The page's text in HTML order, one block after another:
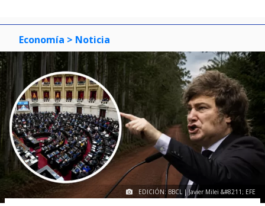
Economía > Noticia
EDICIÓN: BBCL | Javier Milei &#8211; EFE